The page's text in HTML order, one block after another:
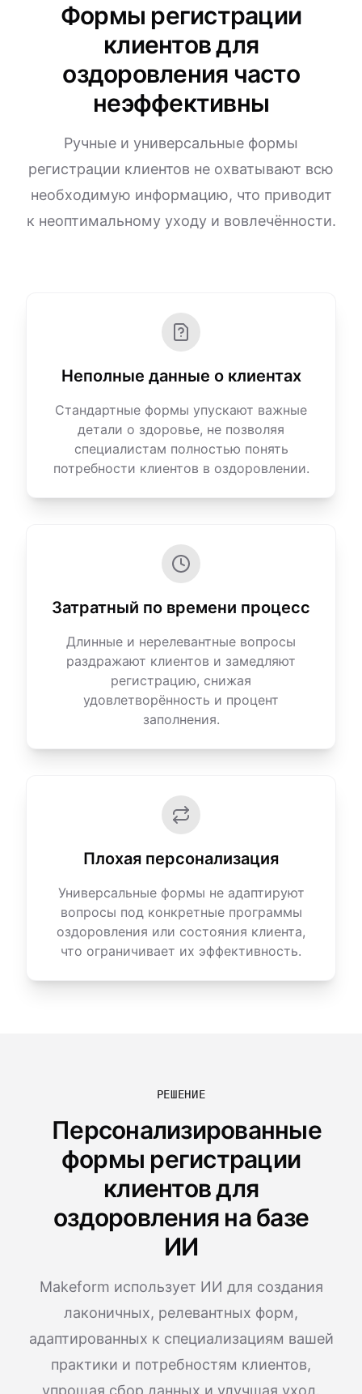
Формы регистрации
клиентов для
оздоровления часто
неэффективны
Ручные и универсальные формы
регистрации клиентов не охватывают всю
необходимую информацию, что приводит
к неоптимальному уходу и вовлечённости.
Неполные данные о клиентах
Стандартные формы упускают важные
детали о здоровье, не позволяя
специалистам полностью понять
потребности клиентов в оздоровлении.
Затратный по времени процесс
Длинные и нерелевантные вопросы
раздражают клиентов и замедляют
регистрацию, снижая
удовлетворённость и процент
заполнения.
Плохая персонализация
Универсальные формы не адаптируют
вопросы под конкретные программы
оздоровления или состояния клиента,
что ограничивает их эффективность.
РЕШЕНИЕ
Персонализированные
формы регистрации
клиентов для
оздоровления на базе
ИИ
Makeform использует ИИ для создания
лаконичных, релевантных форм,
адаптированных к специализациям вашей
практики и потребностям клиентов,
упрощая сбор данных и улучшая уход.